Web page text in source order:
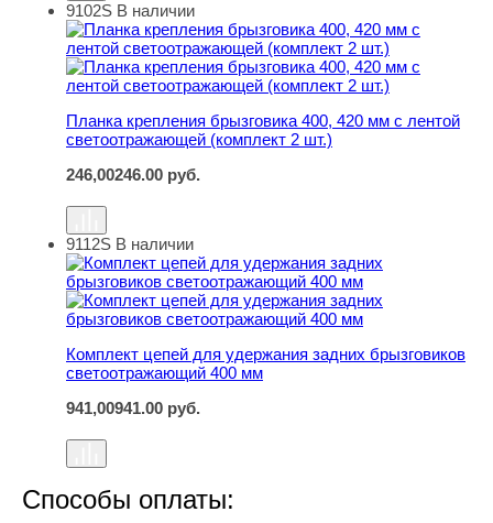
Планка крепления брызговика 400, 420 мм с лентой
9102S В наличии
Планка крепления брызговика 400, 420 мм с лентой
светоотражающей (комплект 2 шт.)
246,00246.00 руб.
Комплект цепей для удержания задних брызговиков
9112S В наличии
Комплект цепей для удержания задних брызговиков
светоотражающий 400 мм
941,00941.00 руб.
Способы оплаты: